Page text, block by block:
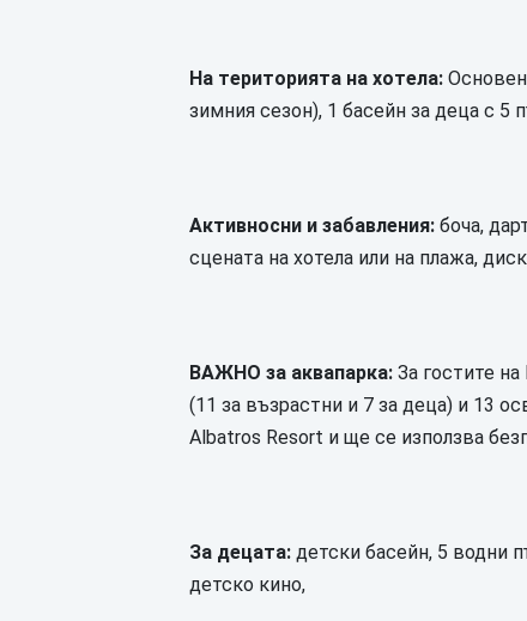
На територията на хотела: Основен
зимния сезон), 1 басейн за деца с 5
Активносни и забавления: боча,
сцената на хотела или на плажа,
ВАЖНО за аквапарка:За гостите
(11 за възрастни и 7 за деца) и 13
Albatros Resort и ще се използва
За децата: детски басейн, 5 водни
детско кино,